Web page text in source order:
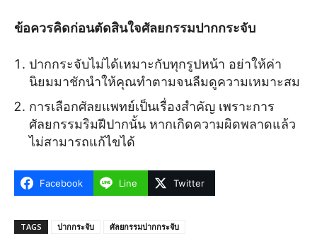
ข้อควรคิดก่อนตัดสินใจศัลยกรรมปากกระจับ
ปากกระจับไม่ได้เหมาะกับทุกรูปหน้า อย่าให้ค่า
นิยมมาชักนำให้คุณทำตามจนลืมดูความเหมาะสม
การเลือกศัลยแพทย์เป็นเรื่องสำคัญ เพราะการ
ศัลยกรรมริมฝีปากนั้น หากเกิดความผิดพลาดแล้ว
ไม่สามารถแก้ไขได้
Facebook Line Twitter
TAGS ปากกระจับ ศัลยกรรมปากกระจับ